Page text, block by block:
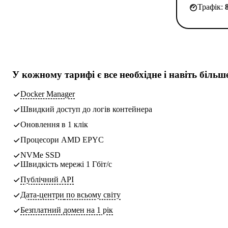
Трафік:
У кожному тарифі є все необхідне і навіть
Docker Manager
Швидкий доступ до логів контейнера
Оновлення в 1 клік
Процесори AMD EPYC
NVMe SSD
Швидкість мережі 1 Гбіт/с
Публічний API
Дата-центри по всьому світу
Безплатний домен на 1 рік